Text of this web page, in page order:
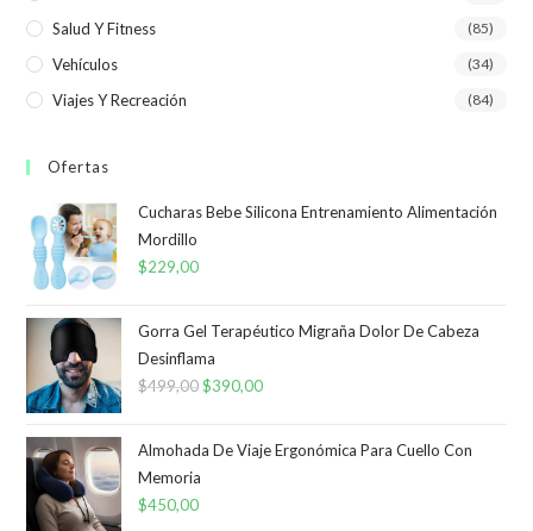
Salud Y Fitness (85)
Vehículos (34)
Viajes Y Recreación (84)
Ofertas
Cucharas Bebe Silicona Entrenamiento Alimentación
Mordillo
$229,00
Gorra Gel Terapéutico Migraña Dolor De Cabeza
Desinflama
$499,00El
original
$390,00El
actual
Almohada De Viaje Ergonómica Para Cuello Con
Memoria
$450,00